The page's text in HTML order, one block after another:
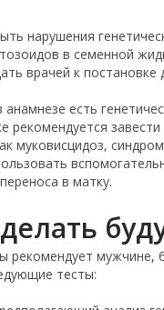
нарушения
в семенной
врачей к постановке
есть
муковисцидоз,
в матку.
рекомендует
тесты: